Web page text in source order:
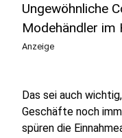
Ungewöhnliche
Modehändler im
Anzeige
Das sei auch
Geschäfte noch
spüren die